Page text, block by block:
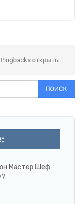
Pingbacks открыты.
Мастер Шеф